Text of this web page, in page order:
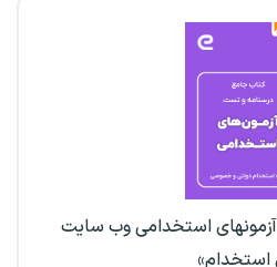
آزمونهای استخدامی وب سایت
استخدام»